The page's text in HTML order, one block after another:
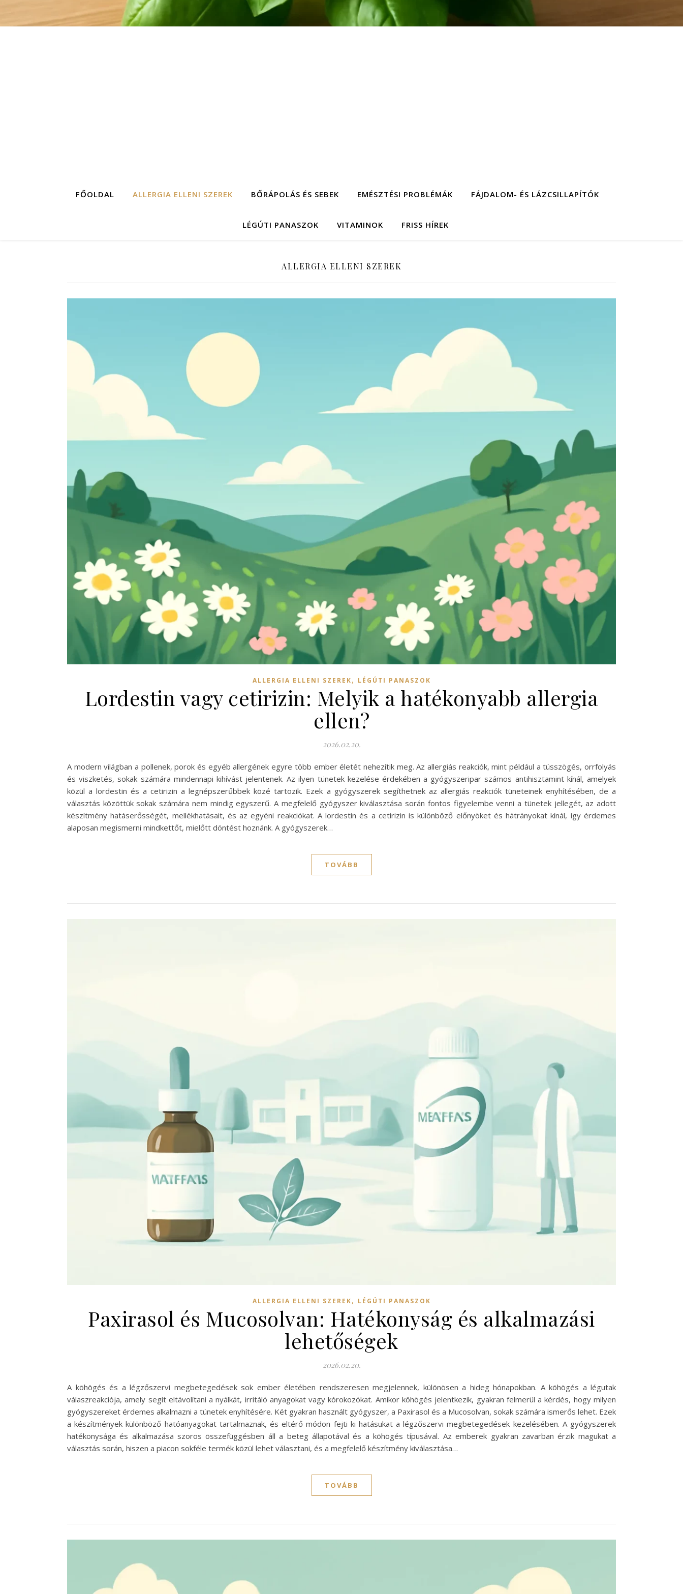
FŐOLDAL ALLERGIA ELLENI SZEREK BŐRÁPOLÁS ÉS SEBEK EMÉSZTÉSI PROBLÉMÁK FÁJDALOM- ÉS LÁZCSILLAPÍTÓK
LÉGÚTI PANASZOK VITAMINOK FRISS HÍREK
ALLERGIA ELLENI SZEREK
ALLERGIA ELLENI SZEREK, LÉGÚTI PANASZOK
Lordestin vagy cetirizin: Melyik a hatékonyabb allergia
ellen?
2026.02.20.
A modern világban a pollenek, porok és egyéb allergének egyre több ember életét nehezítik meg. Az allergiás reakciók, mint például a tüsszögés, orrfolyás
és viszketés, sokak számára mindennapi kihívást jelentenek. Az ilyen tünetek kezelése érdekében a gyógyszeripar számos antihisztamint kínál, amelyek
közül a lordestin és a cetirizin a legnépszerűbbek közé tartozik. Ezek a gyógyszerek segíthetnek az allergiás reakciók tüneteinek enyhítésében, de a
választás közöttük sokak számára nem mindig egyszerű. A megfelelő gyógyszer kiválasztása során fontos figyelembe venni a tünetek jellegét, az adott
készítmény hatáserősségét, mellékhatásait, és az egyéni reakciókat. A lordestin és a cetirizin is különböző előnyöket és hátrányokat kínál, így érdemes
alaposan megismerni mindkettőt, mielőtt döntést hoznánk. A gyógyszerek…
TOVÁBB
ALLERGIA ELLENI SZEREK, LÉGÚTI PANASZOK
Paxirasol és Mucosolvan: Hatékonyság és alkalmazási
lehetőségek
2026.02.20.
A köhögés és a légzőszervi megbetegedések sok ember életében rendszeresen megjelennek, különösen a hideg hónapokban. A köhögés a légutak
válaszreakciója, amely segít eltávolítani a nyálkát, irritáló anyagokat vagy kórokozókat. Amikor köhögés jelentkezik, gyakran felmerül a kérdés, hogy milyen
gyógyszereket érdemes alkalmazni a tünetek enyhítésére. Két gyakran használt gyógyszer, a Paxirasol és a Mucosolvan, sokak számára ismerős lehet. Ezek
a készítmények különböző hatóanyagokat tartalmaznak, és eltérő módon fejti ki hatásukat a légzőszervi megbetegedések kezelésében. A gyógyszerek
hatékonysága és alkalmazása szoros összefüggésben áll a beteg állapotával és a köhögés típusával. Az emberek gyakran zavarban érzik magukat a
választás során, hiszen a piacon sokféle termék közül lehet választani, és a megfelelő készítmény kiválasztása…
TOVÁBB